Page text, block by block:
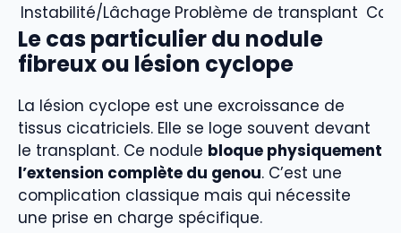
Instabilité/Lâchage Problème de transplant
Le cas particulier du nodule
fibreux ou lésion cyclope
La lésion cyclope est une excroissance de
tissus cicatriciels. Elle se loge souvent devant
le transplant. Ce nodule bloque physiquement
l’extension complète du genou. C’est une
complication classique mais qui nécessite
une prise en charge spécifique.